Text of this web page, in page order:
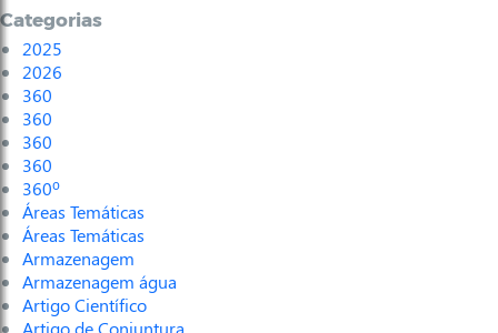
Categorias
2025
2026
360
360
360
360
360º
Áreas Temáticas
Áreas Temáticas
Armazenagem
Armazenagem água
Artigo Científico
Artigo de Conjuntura